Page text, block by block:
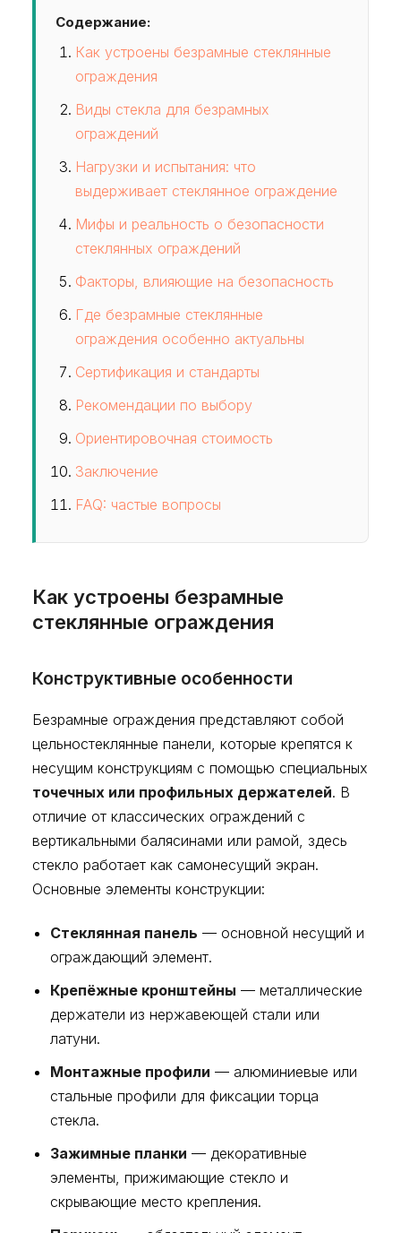
Содержание:
Как устроены безрамные стеклянные
ограждения
Виды стекла для безрамных
ограждений
Нагрузки и испытания: что
выдерживает стеклянное ограждение
Мифы и реальность о безопасности
стеклянных ограждений
Факторы, влияющие на безопасность
Где безрамные стеклянные
ограждения особенно актуальны
Сертификация и стандарты
Рекомендации по выбору
Ориентировочная стоимость
Заключение
FAQ: частые вопросы
Как устроены безрамные
стеклянные ограждения
Конструктивные особенности
Безрамные ограждения представляют собой
цельностеклянные панели, которые крепятся к
несущим конструкциям с помощью специальных
точечных или профильных держателей. В
отличие от классических ограждений с
вертикальными балясинами или рамой, здесь
стекло работает как самонесущий экран.
Основные элементы конструкции:
Стеклянная панель — основной несущий и
ограждающий элемент.
Крепёжные кронштейны — металлические
держатели из нержавеющей стали или
латуни.
Монтажные профили — алюминиевые или
стальные профили для фиксации торца
стекла.
Зажимные планки — декоративные
элементы, прижимающие стекло и
скрывающие место крепления.